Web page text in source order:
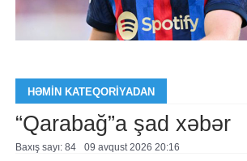
HƏMIN KATEQORIYADAN
“Qarabağ”a şad xəbər
Baxış sayı: 84 09 avqust 2026 20:16